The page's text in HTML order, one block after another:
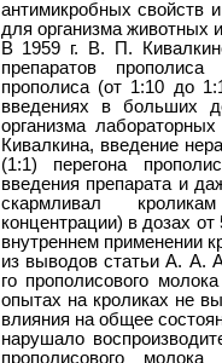
антимикробных свойств
для организма животных
В 1959 г. В. П.
препаратов
прополиса (от 1:10 до
введениях в больших
организма
Кивалкина, введение
(1:1) перегона
введения препарата и
скармливал
концентрации) в дозах
внутреннем применении
из выводов статьи А. А.
го прополисового
опытах на кроликах не
влияния на общее
нарушало
прополисового